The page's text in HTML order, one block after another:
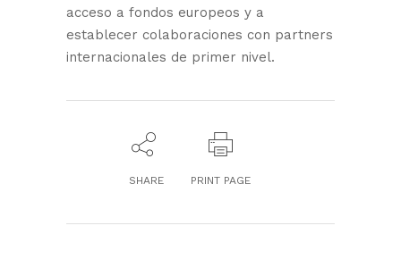
acceso a fondos europeos y a
establecer colaboraciones con partners
internacionales de primer nivel.
SHARE PRINT PAGE